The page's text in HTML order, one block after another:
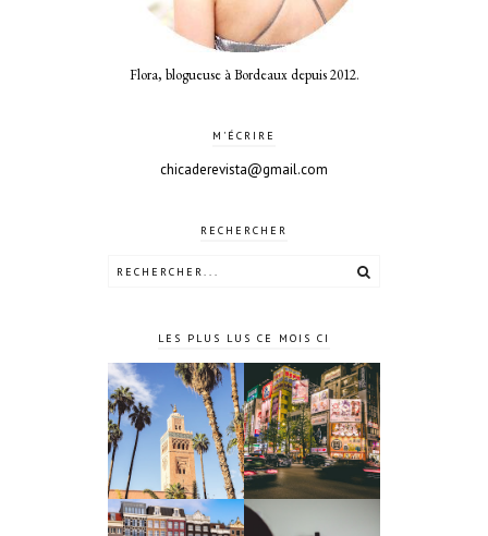
Flora, blogueuse à Bordeaux depuis 2012.
M'ÉCRIRE
chicaderevista@gmail.com
RECHERCHER
LES PLUS LUS CE MOIS CI
4 jours à
Marrakech
10 jours à
Tokyo au
Japon